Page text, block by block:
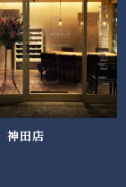
神田店